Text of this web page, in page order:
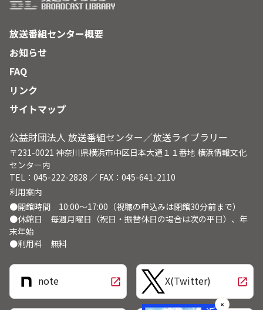
放送番組センター概要
お知らせ
FAQ
リンク
サイトマップ
公益財団法人 放送番組センター／放送ライブラリー
〒231-0021 神奈川県横浜市中区日本大通１１番地 横浜情報文化
センター内
TEL：045-222-2828 ／ FAX：045-641-2110
利用案内
●開館時間 10:00～17:00（視聴の申込みは閉館30分前まで）
●休館日 毎週月曜日（祝日・振替休日の場合は次の平日）、年
末年始
●利用料 無料
note open_in_new X(Twitter) open_in_new
✕